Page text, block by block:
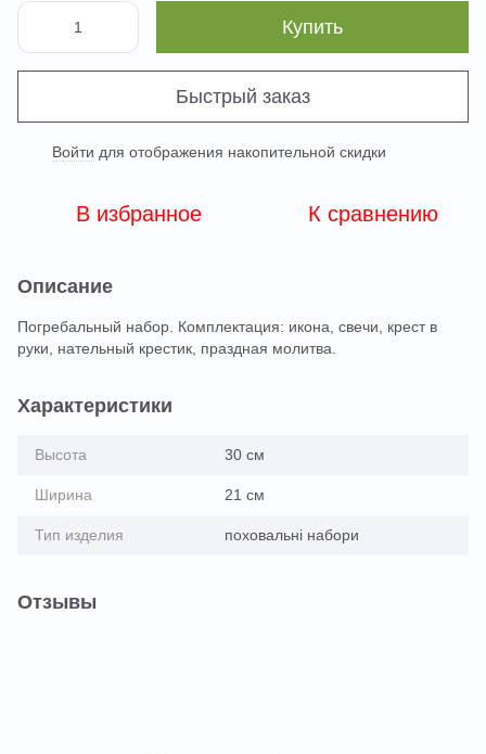
Купить
Быстрый заказ
Войти для отображения накопительной скидки
В избранное К сравнению
Описание
Погребальный набор. Комплектация: икона, свечи, крест в
руки, нательный крестик, праздная молитва.
Характеристики
Высота 30 см
Ширина 21 см
Тип изделия поховальні набори
Отзывы